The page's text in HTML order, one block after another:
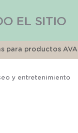
EL SITIO
para productos
y entretenimiento